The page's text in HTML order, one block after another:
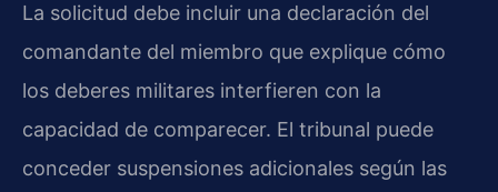
La solicitud debe incluir una declaración del
comandante del miembro que explique cómo
los deberes militares interfieren con la
capacidad de comparecer. El tribunal puede
conceder suspensiones adicionales según las